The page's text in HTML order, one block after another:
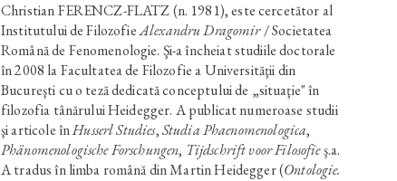
Christian FERENCZ-FLATZ (n. 1981), este cercetător al
Institutului de FilozofieAlexandru Dragomir/ Societatea
Română de Fenomenologie. Şi-a încheiat studiile doctorale
în 2008 la Facultatea de Filozofie a Universităţii din
Bucureşti cu o teză dedicată conceptului de „situaţie" în
filozofia tânărului Heidegger. A publicat numeroase studii
şi articole înHusserl Studies,Studia Phaenomenologica,
Phänomenologische Forschungen, Tijdschrift voor Filosofieş.a.
A tradus în limba română din Martin Heidegger (Ontologie.